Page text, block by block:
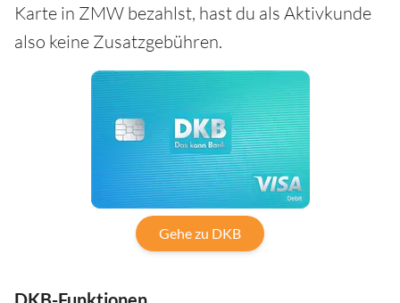
Karte in ZMW bezahlst, hast du als Aktivkunde
also keine Zusatzgebühren.
Gehe zu DKB